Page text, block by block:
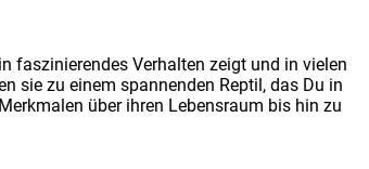
fas­zi­nie­ren­des Ver­hal­ten zeigt und in vie­len
sie zu einem span­nen­den Rep­til, das Du in
über ihren Lebens­raum bis hin zu